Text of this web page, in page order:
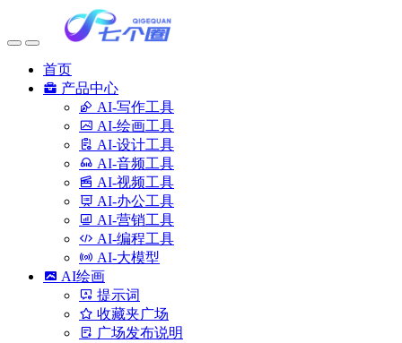
首页
产品中心
AI-写作工具
AI-绘画工具
AI-设计工具
AI-音频工具
AI-视频工具
AI-办公工具
AI-营销工具
AI-编程工具
AI-大模型
AI绘画
提示词
收藏夹广场
广场发布说明